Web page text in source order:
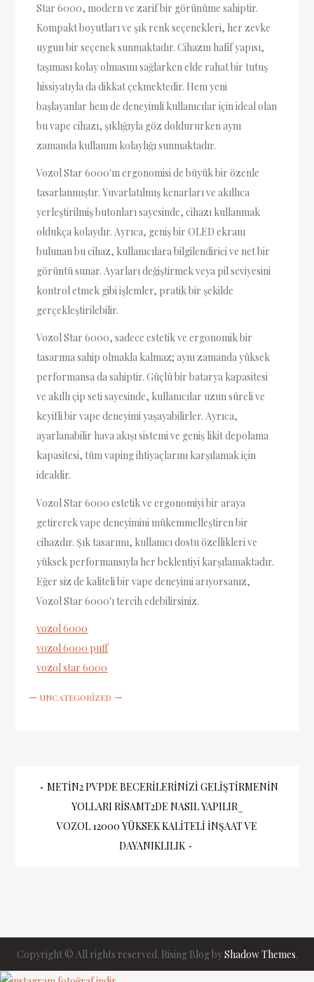
Star 6000, modern ve zarif bir görünüme sahiptir.
Kompakt boyutları ve şık renk seçenekleri, her zevke
uygun bir seçenek sunmaktadır. Cihazın hafif yapısı,
taşıması kolay olmasını sağlarken elde rahat bir tutuş
hissiyatıyla da dikkat çekmektedir. Hem yeni
başlayanlar hem de deneyimli kullanıcılar için ideal olan
bu vape cihazı, şıklığıyla göz doldururken aynı
zamanda kullanım kolaylığı sunmaktadır.
Vozol Star 6000'ın ergonomisi de büyük bir özenle
tasarlanmıştır. Yuvarlatılmış kenarları ve akıllıca
yerleştirilmiş butonları sayesinde, cihazı kullanmak
oldukça kolaydır. Ayrıca, geniş bir OLED ekranı
bulunan bu cihaz, kullanıcılara bilgilendirici ve net bir
görüntü sunar. Ayarları değiştirmek veya pil seviyesini
kontrol etmek gibi işlemler, pratik bir şekilde
gerçekleştirilebilir.
Vozol Star 6000, sadece estetik ve ergonomik bir
tasarıma sahip olmakla kalmaz; aynı zamanda yüksek
performansa da sahiptir. Güçlü bir batarya kapasitesi
ve akıllı çip seti sayesinde, kullanıcılar uzun süreli ve
keyifli bir vape deneyimi yaşayabilirler. Ayrıca,
ayarlanabilir hava akışı sistemi ve geniş likit depolama
kapasitesi, tüm vaping ihtiyaçlarını karşılamak için
idealdir.
Vozol Star 6000 estetik ve ergonomiyi bir araya
getirerek vape deneyimini mükemmelleştiren bir
cihazdır. Şık tasarımı, kullanıcı dostu özellikleri ve
yüksek performansıyla her beklentiyi karşılamaktadır.
Eğer siz de kaliteli bir vape deneyimi arıyorsanız,
Vozol Star 6000'ı tercih edebilirsiniz.
vozol 6000
vozol 6000 puff
vozol star 6000
UNCATEGORIZED
Yazı
gezinmesi
METIN2 PVPDE BECERILERINIZI GELIŞTIRMENIN
YOLLARI RISAMT2DE NASIL YAPILIR_
VOZOL 12000 YÜKSEK KALITELI İNŞAAT VE
DAYANIKLILIK
Copyright © All rights reserved. Rising Blog byShadow Themes.